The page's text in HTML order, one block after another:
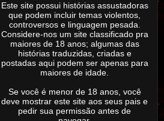
Este site possui histórias assustadoras
que podem incluir temas violentos,
controversos e linguagem pesada.
Considere-nos um site classificado pra
maiores de 18 anos; algumas das
histórias traduzidas, criadas e
postadas aqui podem ser apenas para
maiores de idade.
Se você é menor de 18 anos, você
deve mostrar este site aos seus pais e
pedir sua permissão antes de